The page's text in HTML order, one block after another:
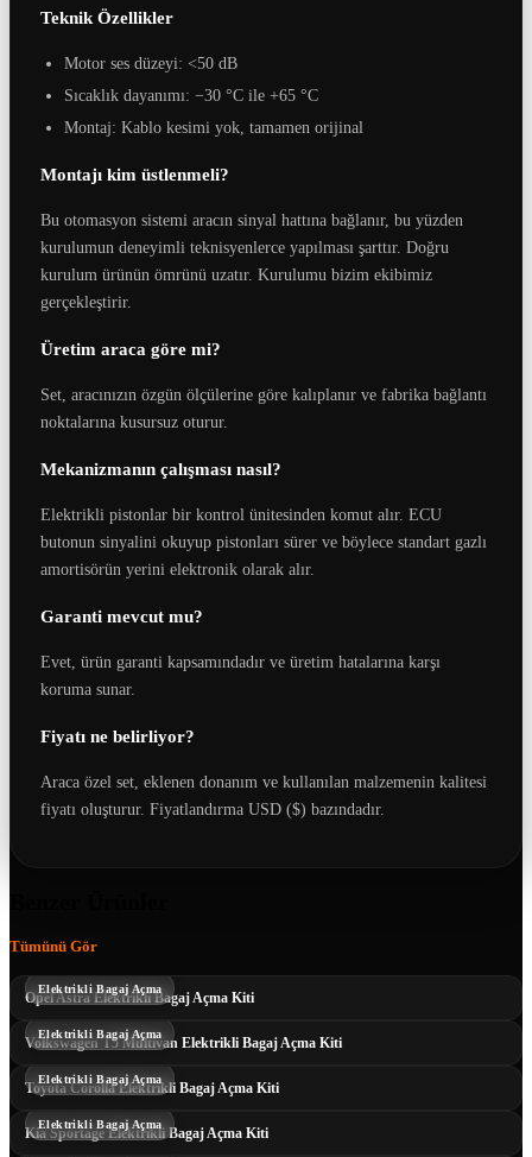
Teknik Özellikler
Motor ses düzeyi: <50 dB
Sıcaklık dayanımı: −30 °C ile +65 °C
Montaj: Kablo kesimi yok, tamamen orijinal
Montajı kim üstlenmeli?
Bu otomasyon sistemi aracın sinyal hattına bağlanır, bu yüzden
kurulumun deneyimli teknisyenlerce yapılması şarttır. Doğru
kurulum ürünün ömrünü uzatır. Kurulumu bizim ekibimiz
gerçekleştirir.
Üretim araca göre mi?
Set, aracınızın özgün ölçülerine göre kalıplanır ve fabrika bağlantı
noktalarına kusursuz oturur.
Mekanizmanın çalışması nasıl?
Elektrikli pistonlar bir kontrol ünitesinden komut alır. ECU
butonun sinyalini okuyup pistonları sürer ve böylece standart gazlı
amortisörün yerini elektronik olarak alır.
Garanti mevcut mu?
Evet, ürün garanti kapsamındadır ve üretim hatalarına karşı
koruma sunar.
Fiyatı ne belirliyor?
Araca özel set, eklenen donanım ve kullanılan malzemenin kalitesi
fiyatı oluşturur. Fiyatlandırma USD ($) bazındadır.
Tümünü Gör
Opel Astra Elektrikli Bagaj Açma Kiti
Elektrikli Bagaj Açma
Volkswagen T5 Multivan Elektrikli Bagaj Açma Kiti
Elektrikli Bagaj Açma
Toyota Corolla Elektrikli Bagaj Açma Kiti
Elektrikli Bagaj Açma
Kia Sportage Elektrikli Bagaj Açma Kiti
Elektrikli Bagaj Açma